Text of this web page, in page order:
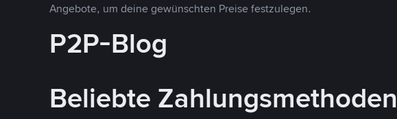
Angebote, um deine gewünschten Preise festzulegen.
P2P-Blog
Beliebte Zahlungsmethoden